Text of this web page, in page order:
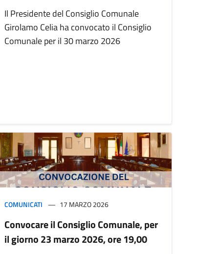
Il Presidente del Consiglio Comunale
Girolamo Celia ha convocato il Consiglio
Comunale per il 30 marzo 2026
COMUNICATI 17 MARZO 2026
Convocare il Consiglio Comunale, per
il giorno 23 marzo 2026, ore 19,00